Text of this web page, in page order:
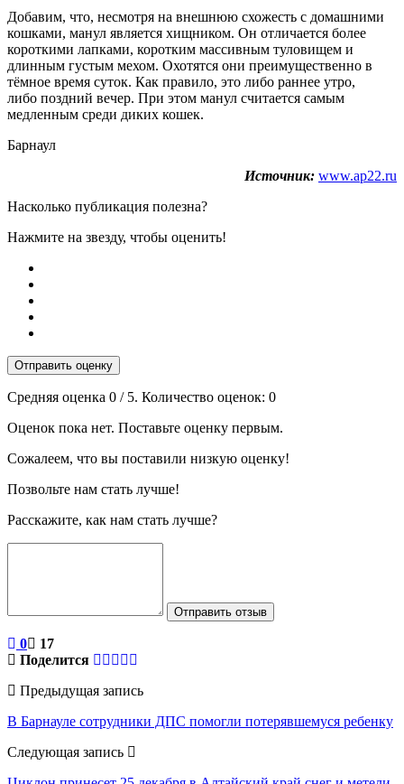
Добавим, что, несмотря на внешнюю схожесть с домашними
кошками, манул является хищником. Он отличается более
короткими лапками, коротким массивным туловищем и
длинным густым мехом. Охотятся они преимущественно в
тёмное время суток. Как правило, это либо раннее утро,
либо поздний вечер. При этом манул считается самым
медленным среди диких кошек.
Барнаул
Источник: www.ap22.ru
Насколько публикация полезна?
Нажмите на звезду, чтобы оценить!
Отправить оценку
Средняя оценка 0 / 5. Количество оценок: 0
Оценок пока нет. Поставьте оценку первым.
Сожалеем, что вы поставили низкую оценку!
Позвольте нам стать лучше!
Расскажите, как нам стать лучше?
Отправить отзыв
0
17
Поделится
Предыдущая запись
В Барнауле сотрудники ДПС помогли потерявшемуся ребенку
Следующая запись